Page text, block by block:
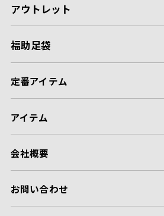
アウトレット
福助足袋
定番アイテム
アイテム
会社概要
お問い合わせ